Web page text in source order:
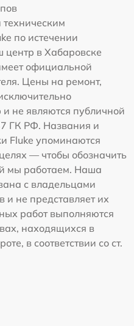
по истечении
центр в Хабаровске
официальной
Цены на ремонт,
не являются публичной
ГК РФ. Названия и
Fluke упоминаются
— чтобы обозначить
мы работаем. Наша
с владельцами
и не представляет их
работ выполняются
находящихся в
в соответствии со ст.